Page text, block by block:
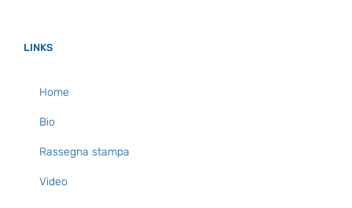
LINKS
Home
Bio
Rassegna stampa
Video